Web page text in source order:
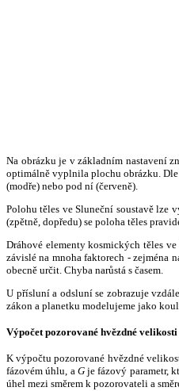
Na obrázku je v základním nastavení
optimálně vyplnila plochu obrázku.
(modře) nebo pod ní (červeně).
Polohu těles ve Sluneční soustavě lze
(zpětně, dopředu) se poloha těles
Dráhové elementy kosmických těles
závislé na mnoha faktorech - zejména
obecně určit. Chyba narůstá s časem.
U přísluní a odsluní se zobrazuje
zákon a planetku modelujeme jako
Výpočet pozorované hvězdné
K výpočtu pozorované hvězdné
fázovém úhlu, a Gje fázový parametr,
úhel mezi směrem k pozorovateli a